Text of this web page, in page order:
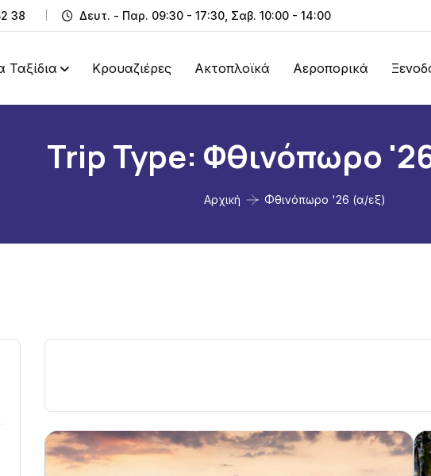
38 Δευτ. - Παρ. 09:30 - 17:30, Σαβ. 10:00 - 14:00
Κρουαζιέρες Ακτοπλοϊκά Αεροπορικά
Trip Type: Φθινόπωρο
Αρχική Φθινόπωρο '26 (α/εξ)